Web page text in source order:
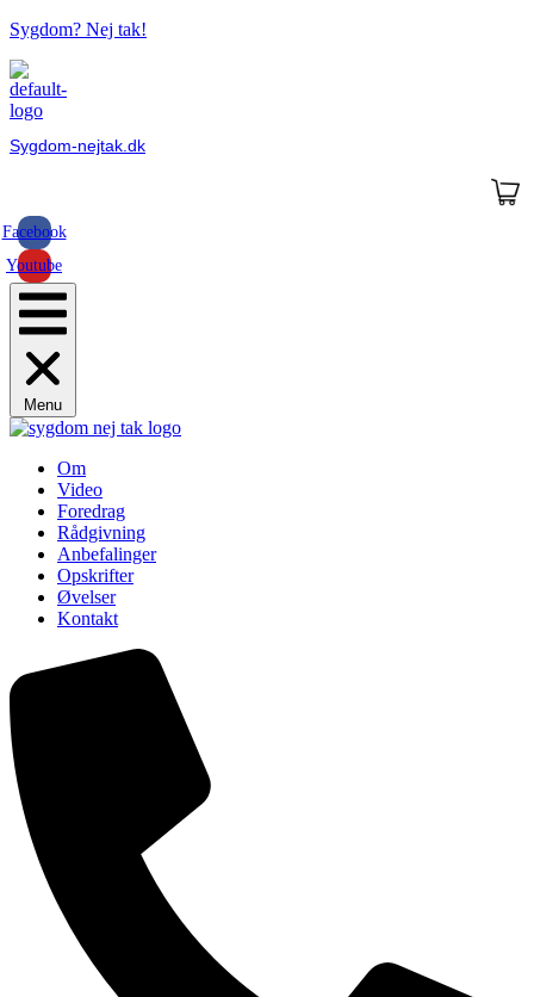
Sygdom? Nej tak!
Sygdom-nejtak.dk
Facebook
Youtube
Menu
Om
Video
Foredrag
Rådgivning
Anbefalinger
Opskrifter
Øvelser
Kontakt